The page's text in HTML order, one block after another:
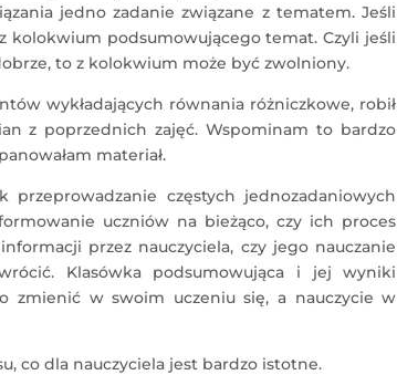
jedno zadanie związane z tematem. Jeśli
kolokwium podsumowującego temat. Czyli jeśli
to z kolokwium może być zwolniony.
wykładających równania różniczkowe, robił
z poprzednich zajęć. Wspominam to bardzo
materiał.
częstych jednozadaniowych
uczniów na bieżąco, czy ich proces
przez nauczyciela, czy jego nauczanie
Klasówka podsumowująca i jej wyniki
zmienić w swoim uczeniu się, a nauczycie w
co dla nauczyciela jest bardzo istotne.